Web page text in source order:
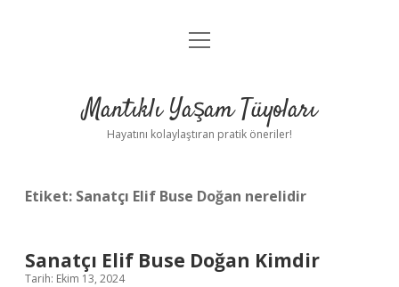
Anasayfa
Yasal Uyarı
menüyü
Mantıklı Yaşam Tüyoları
Hayatını kolaylaştıran pratik öneriler!
Etiket: Sanatçı Elif Buse Doğan nerelidir
Sanatçı Elif Buse Doğan Kimdir
Tarih: Ekim 13, 2024